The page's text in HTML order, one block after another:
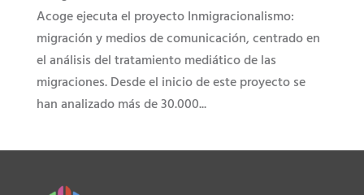
Acoge ejecuta el proyecto Inmigracionalismo:
migración y medios de comunicación, centrado en
el análisis del tratamiento mediático de las
migraciones. Desde el inicio de este proyecto se
han analizado más de 30.000...